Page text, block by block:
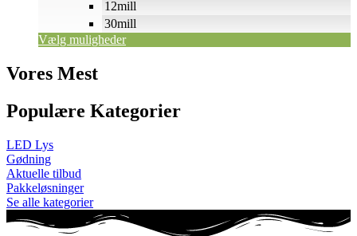
Vælg muligheder
12mill
30mill
Vores Mest
Populære Kategorier
LED Lys
Gødning
Aktuelle tilbud
Pakkeløsninger
Se alle kategorier